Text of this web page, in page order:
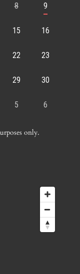
8 9
15 16
22 23
29 30
5 6
only.